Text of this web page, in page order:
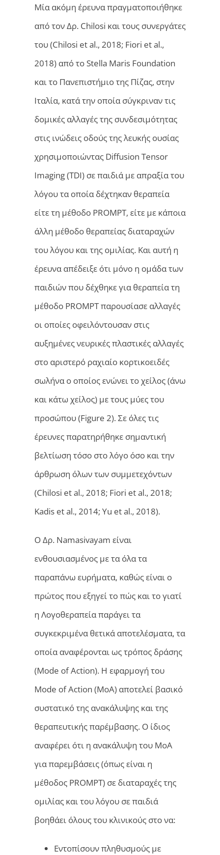
Μία ακόμη έρευνα πραγματοποιήθηκε
από τον Δρ. Chilosi και τους συνεργάτες
του (Chilosi et al., 2018; Fiori et al.,
2018) από το Stella Maris Foundation
και το Πανεπιστήμιο της Πίζας, στην
Ιταλία, κατά την οποία σύγκριναν τις
δομικές αλλαγές της συνδεσιμότητας
στις ινώδεις οδούς της λευκής ουσίας
χρησιμοποιώντας Diffusion Tensor
Imaging (TDI) σε παιδιά με απραξία του
λόγου τα οποία δέχτηκαν θεραπεία
είτε τη μέθοδο PROMPT, είτε με κάποια
άλλη μέθοδο θεραπείας διαταραχών
του λόγου και της ομιλίας. Και αυτή η
έρευνα απέδειξε ότι μόνο η ομάδα των
παιδιών που δέχθηκε για θεραπεία τη
μέθοδο PROMPT παρουσίασε αλλαγές
οι οποίες οφειλόντουσαν στις
αυξημένες νευρικές πλαστικές αλλαγές
στο αριστερό ραχιαίο κορτικοειδές
σωλήνα ο οποίος ενώνει το χείλος (άνω
και κάτω χείλος) με τους μύες του
προσώπου (Figure 2). Σε όλες τις
έρευνες παρατηρήθηκε σημαντική
βελτίωση τόσο στο λόγο όσο και την
άρθρωση όλων των συμμετεχόντων
(Chilosi et al., 2018; Fiori et al., 2018;
Kadis et al., 2014; Yu et al., 2018).
O Δρ. Namasivayam είναι
ενθουσιασμένος με τα όλα τα
παραπάνω ευρήματα, καθώς είναι ο
πρώτος που εξηγεί το πώς και το γιατί
η Λογοθεραπεία παράγει τα
συγκεκριμένα θετικά αποτελέσματα, τα
οποία αναφέρονται ως τρόπος δράσης
(Mode of Action). Η εφαρμογή του
Mode of Action (MoA) αποτελεί βασικό
συστατικό της ανακάλυψης και της
θεραπευτικής παρέμβασης. Ο ίδιος
αναφέρει ότι η ανακάλυψη του MoA
για παρεμβάσεις (όπως είναι η
μέθοδος PROMPT) σε διαταραχές της
ομιλίας και του λόγου σε παιδιά
βοηθάει όλους του κλινικούς στο να:
Εντοπίσουν πληθυσμούς με